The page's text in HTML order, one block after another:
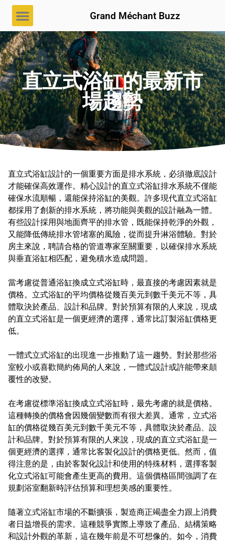
Grand Méchant Buzz
直立式浴缸的最新市
場趨勢
直立式浴缸設計的一個重要方面是排水系統，必須徹底設計
才能確保高效運作。精心設計的直立式浴缸排水系統不僅能
確保水流順暢，還能保持浴缸的美觀。許多現代直立式浴缸
都採用了創新的排水系統，將功能與美觀的設計融為一體。
有些設計採用與地面齊平的排水管，既能保持乾淨的外觀，
又能降低傳統排水管堵塞的風險，從而提升淋浴體驗。對於
房主來說，聘請合格的管道專家至關重要，以確保排水系統
與垂直浴缸相匹配，避免積水造成問題。
當考慮從普通浴缸換成立式浴缸時，最直接的考慮因素就是
價格。立式浴缸的平均價格從幾百美元到數千美元不等，具
體取決於產品、設計和品牌。對於預算有限的人來說，現成
的直立式浴缸是一個更經濟的選擇，通常比訂製浴缸價格更
低。
一體式立式浴缸的出現進一步推動了這一趨勢。對於那些浴
室較小或喜歡簡約佈局的人來說，一體式設計或許能帶來顛
覆性的改變。
在考慮從標準浴缸換成立式浴缸時，最先考慮的就是價格。
這種轉換的價格會因幾個變數而有很大差異。通常，立式浴
缸的價格從幾百美元到數千美元不等，具體取決於產品、設
計和品牌。對於預算有限的人來說，現成的直立式浴缸是一
個更經濟的選擇，通常比客製化設計的價格更低。然而，值
得注意的是，由於客製化設計和使用的特殊材料，選擇客製
化立式浴缸可能會產生更高的費用。這個價格區間強調了在
規劃浴室翻新時評估預算和理想美感的重要性。
隨著立式浴缸市場的不斷擴張，製造商正竭盡全力跟上消費
者日益增長的需求。這種競爭實際上導致了產品、結構策略
和設計外觀的革新，這在幾年前是不可想像的。如今，消費